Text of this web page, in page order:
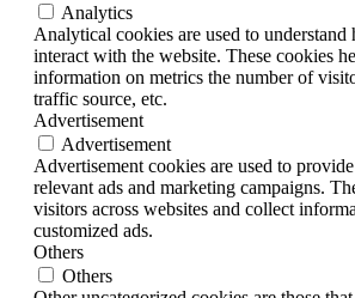
Analytics
Analytical cookies are used to
interact with the website. These cookies
information on metrics the number of
traffic source, etc.
Advertisement
Advertisement
Advertisement cookies are used to
relevant ads and marketing campaigns.
visitors across websites and collect
customized ads.
Others
Others